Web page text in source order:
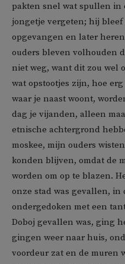
pakten snel wat spullen in
jongetje vergeten; hij
opgevangen en later
ouders bleven volhouden
niet weg, want dit zou wel
wat opstootjes zijn, hoe
waar je naast woont,
dag je vijanden, alleen
etnische achtergrond
moskee, mijn ouders
konden blijven, omdat de
worden om op te blazen.
onze stad was gevallen,
ondergedoken met een
Doboj gevallen was, ging
gingen weer naar huis,
voordeur zat en de muren